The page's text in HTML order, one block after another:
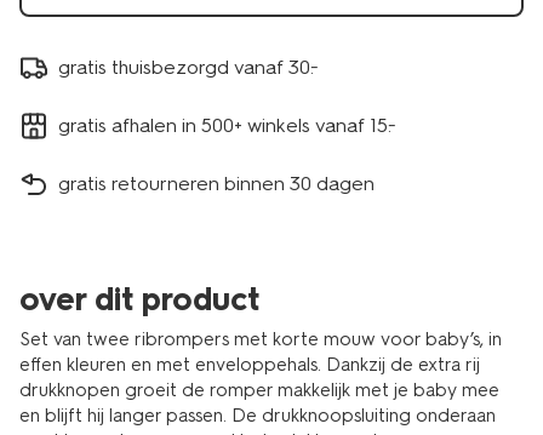
gratis thuisbezorgd vanaf 30.-
gratis afhalen in 500+ winkels vanaf 15.-
gratis retourneren binnen 30 dagen
over dit product
Set van twee ribrompers met korte mouw voor baby’s, in
effen kleuren en met enveloppehals. Dankzij de extra rij
drukknopen groeit de romper makkelijk met je baby mee
en blijft hij langer passen. De drukknoopsluiting onderaan